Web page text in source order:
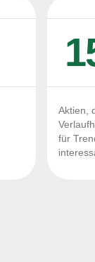
Aktien,
für